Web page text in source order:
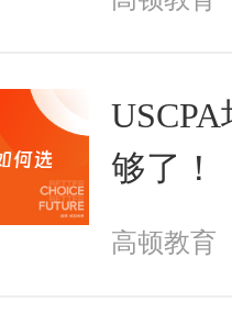
够了！
高顿教育